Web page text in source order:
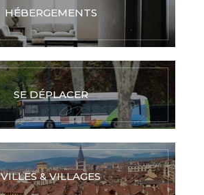
HÉBERGEMENTS
SE DÉPLACER
VILLES & VILLAGES